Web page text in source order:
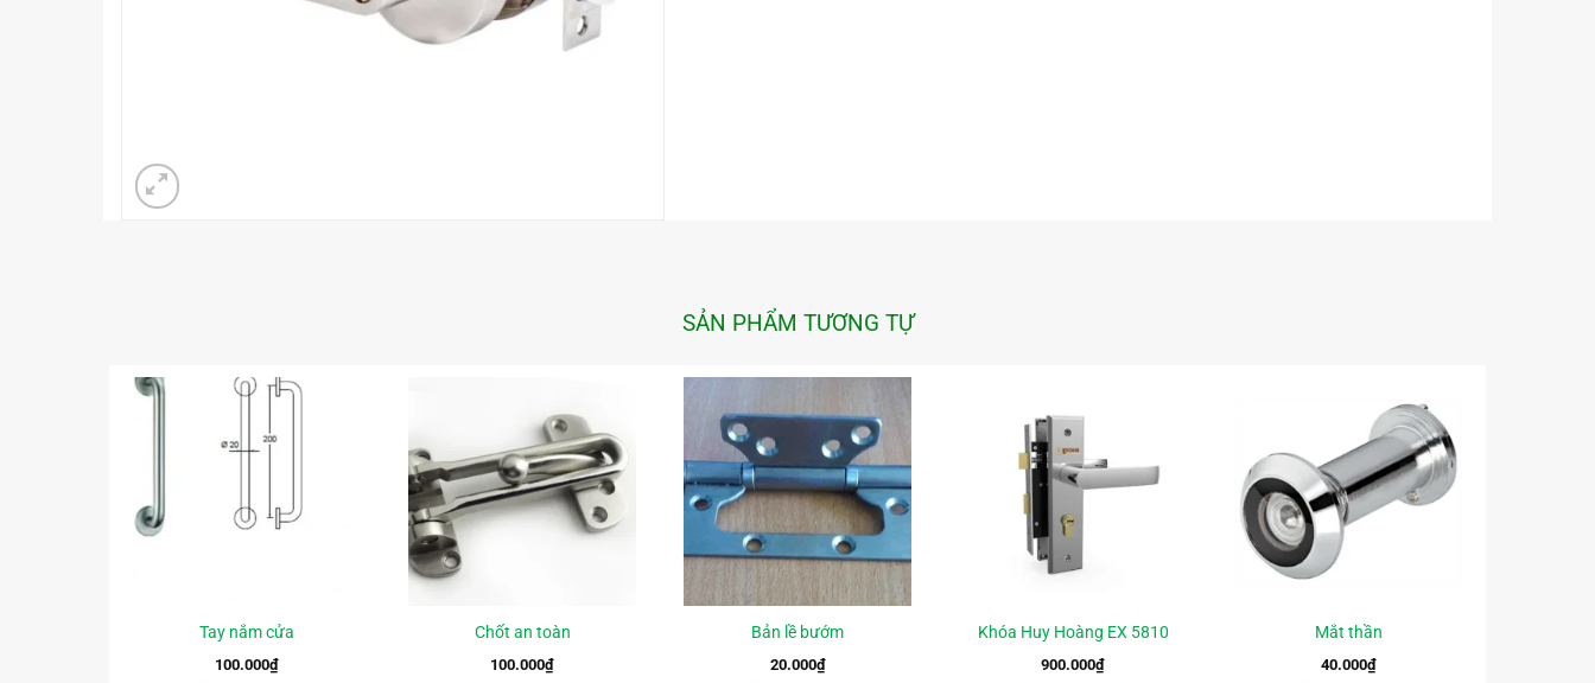
SẢN PHẨM TƯƠNG TỰ
Tay nắm cửa
100.000₫
Chốt an toàn
100.000₫
Bản lề bướm
20.000₫
Khóa Huy Hoàng EX 5810
900.000₫
Mắt thần
40.000₫